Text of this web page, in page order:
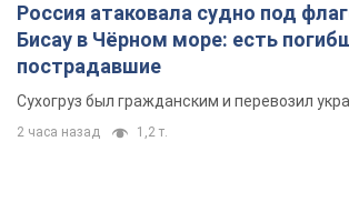
Россия атаковала судно под
Бисау в Чёрном море: есть
пострадавшие
Сухогруз был гражданским и перевозил
2 часа назад 1,2 т.